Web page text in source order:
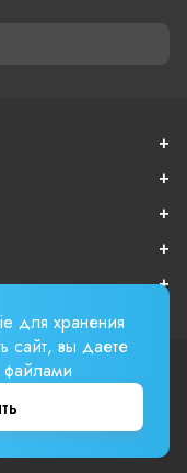
для хранения
сайт, вы даете
файлами